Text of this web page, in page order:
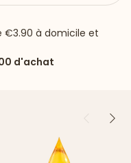
€3.90 à domicile et
d'achat
Précédent